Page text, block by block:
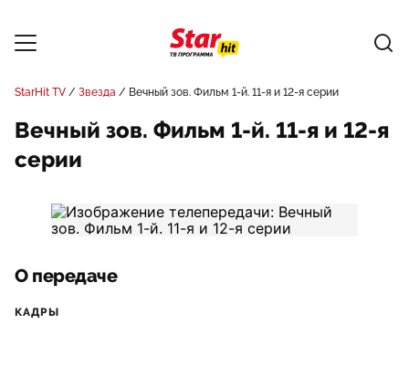
StarHit TV Звезда Вечный зов. Фильм 1-й. 11-я и 12-я серии
Вечный зов. Фильм 1-й. 11-я и 12-я
серии
О передаче
КАДРЫ